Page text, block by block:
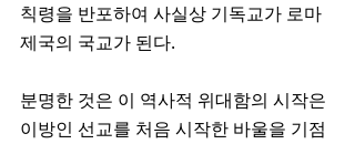
칙령을 반포하여 사실상 기독교가 로마
제국의 국교가 된다.
분명한 것은 이 역사적 위대함의 시작은
이방인 선교를 처음 시작한 바울을 기점